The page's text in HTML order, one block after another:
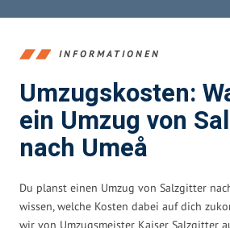
INFORMATIONEN
Umzugskosten:
ein Umzug von
nach Umeå
Du planst einen Umzug von Salzgitter
wissen, welche Kosten dabei auf dich
wir von Umzugsmeister Kaiser Salzgitter